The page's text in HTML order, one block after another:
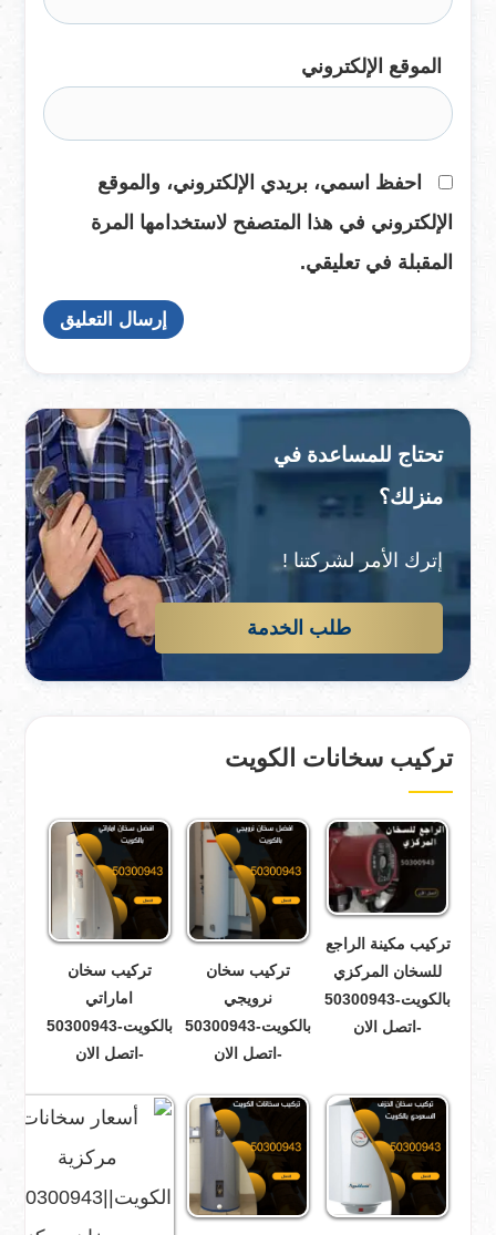
الموقع الإلكتروني
احفظ اسمي، بريدي الإلكتروني، والموقع
الإلكتروني في هذا المتصفح لاستخدامها المرة
المقبلة في تعليقي.
تحتاج للمساعدة في
منزلك؟
إترك الأمر لشركتنا !
طلب الخدمة
تركيب سخانات الكويت
تركيب مكينة الراجع
للسخان المركزي
بالكويت-50300943
-اتصل الان
تركيب سخان
نرويجي
بالكويت-50300943
-اتصل الان
تركيب سخان
اماراتي
بالكويت-50300943
-اتصل الان